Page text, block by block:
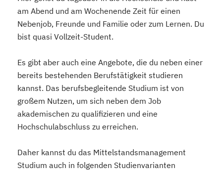
am Abend und am Wochenende Zeit für einen
Nebenjob, Freunde und Familie oder zum Lernen. Du
bist quasi Vollzeit-Student.
Es gibt aber auch eine Angebote, die du neben einer
bereits bestehenden Berufstätigkeit studieren
kannst. Das berufsbegleitende Studium ist von
großem Nutzen, um sich neben dem Job
akademischen zu qualifizieren und eine
Hochschulabschluss zu erreichen.
Daher kannst du das Mittelstandsmanagement
Studium auch in folgenden Studienvarianten